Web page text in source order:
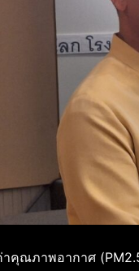
คุณภาพอากาศ